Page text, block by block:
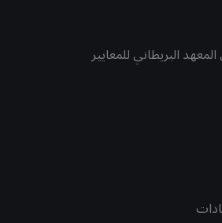
البريطاني للمعايير